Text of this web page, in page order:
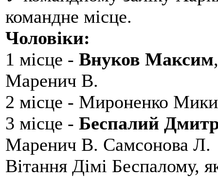
командне місце.
Чоловіки:
1 місце - Внуков Максим
Маренич В.
2 місце - Мироненко
3 місце - Беспалий
Маренич В. Самсонова Л.
Вітання Дімі Беспалому,